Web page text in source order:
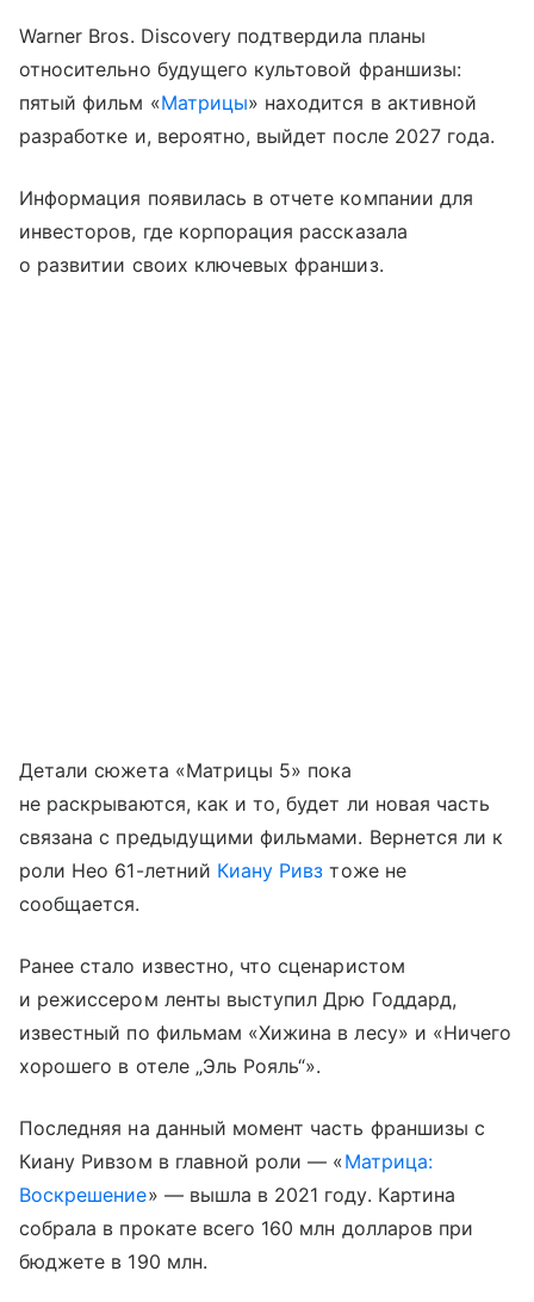
Warner Bros. Discovery подтвердила планы
относительно будущего культовой франшизы:
пятый фильм «Матрицы» находится в активной
разработке и, вероятно, выйдет после 2027 года.
Информация появилась в отчете компании для
инвесторов, где корпорация рассказала
о развитии своих ключевых франшиз.
Детали сюжета «Матрицы 5» пока
не раскрываются, как и то, будет ли новая часть
связана с предыдущими фильмами. Вернется ли к
роли Нео 61-летний Киану Ривз тоже не
сообщается.
Ранее стало известно, что сценаристом
и режиссером ленты выступил Дрю Годдард,
известный по фильмам «Хижина в лесу» и «Ничего
хорошего в отеле „Эль Рояль“».
Последняя на данный момент часть франшизы с
Киану Ривзом в главной роли — «Матрица:
Воскрешение» — вышла в 2021 году. Картина
собрала в прокате всего 160 млн долларов при
бюджете в 190 млн.